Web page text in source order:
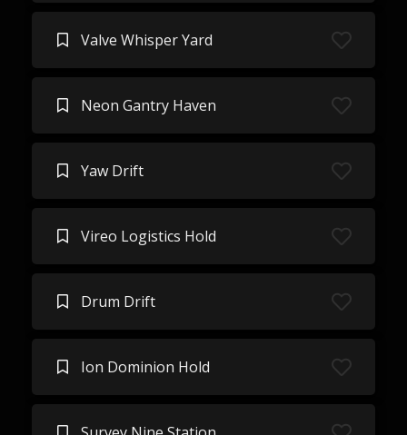
Valve Whisper Yard
Neon Gantry Haven
Yaw Drift
Vireo Logistics Hold
Drum Drift
Ion Dominion Hold